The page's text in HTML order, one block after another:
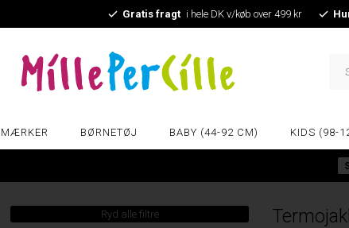
Gratis fragt i hele DK v/køb over 499 kr
MÆRKER BØRNETØJ BABY (44-92 CM) KIDS (98-
Ryd alle filtre